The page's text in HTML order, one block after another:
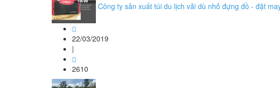
Công ty sản xuất túi du lịch vải dù nhỏ đựng đồ - đặt
22/03/2019
|
2610